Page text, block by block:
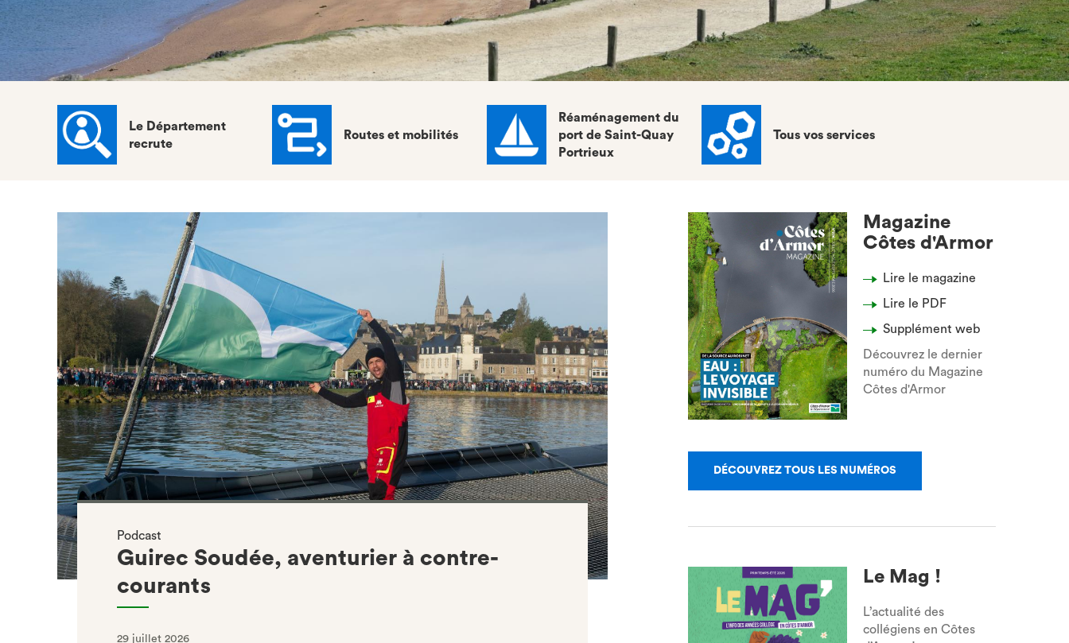
Le Département
recrute
Routes et mobilités
Réaménagement du
port de Saint-Quay
Portrieux
Tous vos services
Podcast
Guirec Soudée, aventurier à contre-
courants
29 juillet 2026
Magazine
Côtes d'Armor
Découvrez le dernier
numéro du Magazine
Côtes d'Armor
Lire le magazine
Lire le PDF
Supplément web
DÉCOUVREZ TOUS LES NUMÉROS
Le Mag !
L’actualité des
collégiens en Côtes